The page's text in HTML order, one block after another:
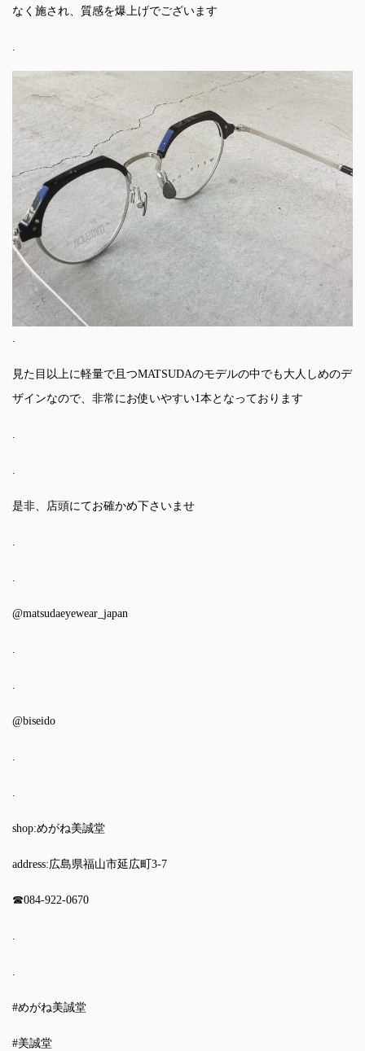
なく施され、質感を爆上げでございます
.
.
見た目以上に軽量で且つMATSUDAのモデルの中でも大人しめのデ
ザインなので、非常にお使いやすい1本となっております
.
.
是非、店頭にてお確かめ下さいませ
.
.
@matsudaeyewear_japan
.
.
@biseido
.
.
shop:めがね美誠堂
address:広島県福山市延広町3-7
☎︎084-922-0670
.
.
#めがね美誠堂
#美誠堂